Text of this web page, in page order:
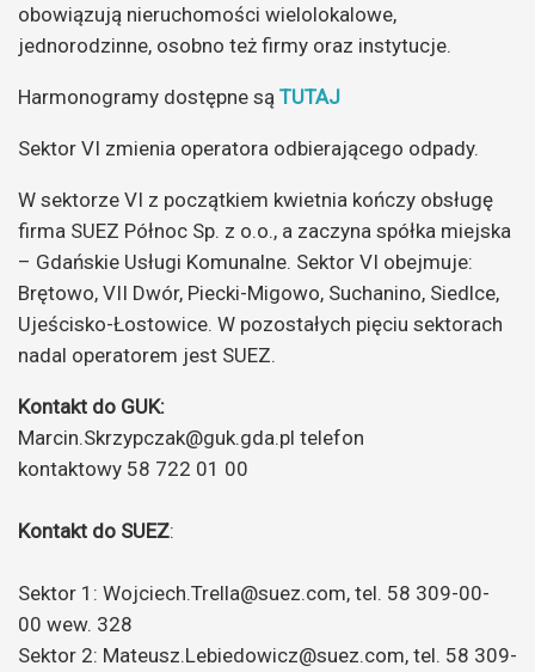
obowiązują nieruchomości wielolokalowe,
jednorodzinne, osobno też firmy oraz instytucje.
Harmonogramy dostępne są TUTAJ
Sektor VI zmienia operatora odbierającego odpady.
W sektorze VI z początkiem kwietnia kończy obsługę
firma SUEZ Północ Sp. z o.o., a zaczyna spółka miejska
– Gdańskie Usługi Komunalne. Sektor VI obejmuje:
Brętowo, VII Dwór, Piecki-Migowo, Suchanino, Siedlce,
Ujeścisko-Łostowice. W pozostałych pięciu sektorach
nadal operatorem jest SUEZ.
Kontakt do GUK:
Marcin.Skrzypczak@guk.gda.pl telefon
kontaktowy 58 722 01 00
Kontakt do SUEZ:
Sektor 1: Wojciech.Trella@suez.com, tel. 58 309-00-
00 wew. 328
Sektor 2: Mateusz.Lebiedowicz@suez.com, tel. 58 309-